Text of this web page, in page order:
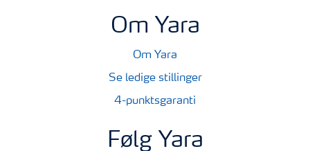
Om Yara
Om Yara
Se ledige stillinger
4-punktsgaranti
Følg Yara